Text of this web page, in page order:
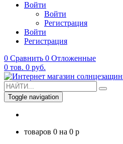
Войти
Войти
Регистрация
Войти
Регистрация
0 Сравнить 0 Отложенные
0 тов. 0 руб.
Toggle navigation
товаров 0 на 0 p